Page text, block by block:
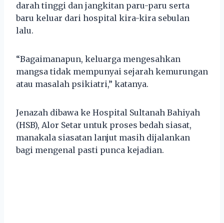
darah tinggi dan jangkitan paru-paru serta
baru keluar dari hospital kira-kira sebulan
lalu.
“Bagaimanapun, keluarga mengesahkan
mangsa tidak mempunyai sejarah kemurungan
atau masalah psikiatri,” katanya.
Jenazah dibawa ke Hospital Sultanah Bahiyah
(HSB), Alor Setar untuk proses bedah siasat,
manakala siasatan lanjut masih dijalankan
bagi mengenal pasti punca kejadian.